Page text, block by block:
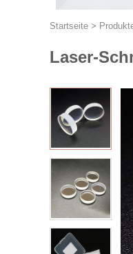
Startseite >
Laser-